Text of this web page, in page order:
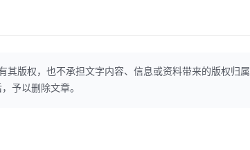
其版权，也不承担文字内容、信息或资料带来的版权归属
予以删除文章。